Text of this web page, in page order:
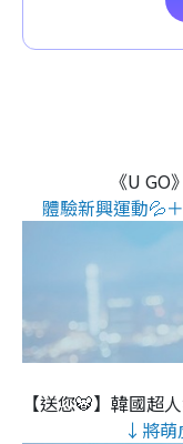
《U
體驗新興運動💦
【送您🐯】韓國超
↓將萌